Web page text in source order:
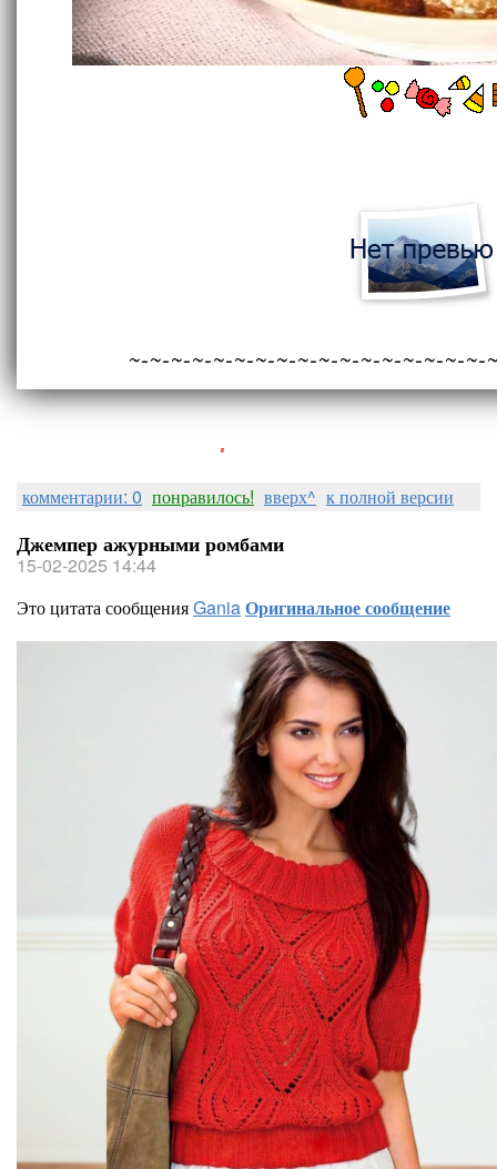
~-~-~-~-~-~-~-~-~-~-~-~-~-~-~-~-
комментарии: 0 понравилось! вверх^ к полной версии
Джемпер ажурными ромбами
15-02-2025 14:44
Это цитата сообщенияGaniaОригинальное сообщение